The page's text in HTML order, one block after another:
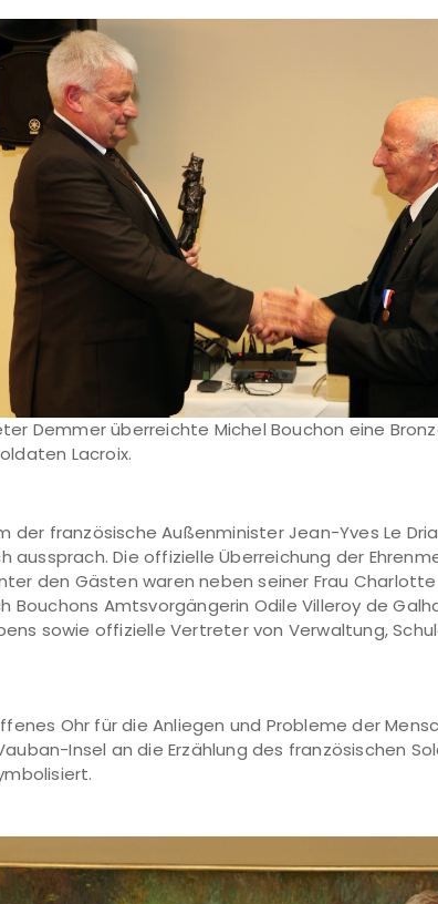
Demmer überreichte Michel Bouchon eine
Lacroix.
der französische Außenminister Jean-Yves Le
aussprach. Die offizielle Überreichung der
den Gästen waren neben seiner Frau
Amtsvorgängerin Odile Villeroy de
sowie offizielle Vertreter von Verwaltung,
Ohr für die Anliegen und Probleme der
Insel an die Erzählung des französischen